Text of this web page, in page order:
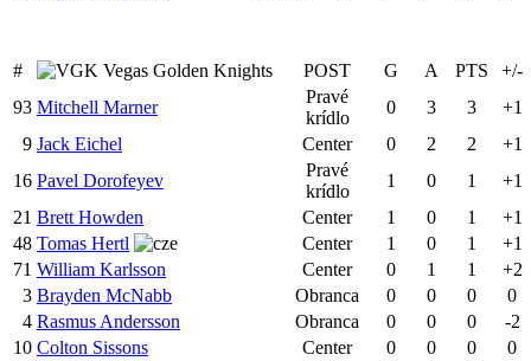
# Vegas Golden Knights POST G A PTS
+/-
93 Mitchell Marner
Pravé
krídlo
0 3 3
+1
9 Jack Eichel Center 0 2 2
+1
16 Pavel Dorofeyev
Pravé
krídlo
1 0 1
+1
21 Brett Howden Center 1 0 1
+1
48 Tomas Hertl Center 1 0 1
+1
71 William Karlsson Center 0 1 1
+2
3 Brayden McNabb Obranca 0 0 0
0
4 Rasmus Andersson Obranca 0 0 0
-2
10 Colton Sissons Center 0 0 0
0